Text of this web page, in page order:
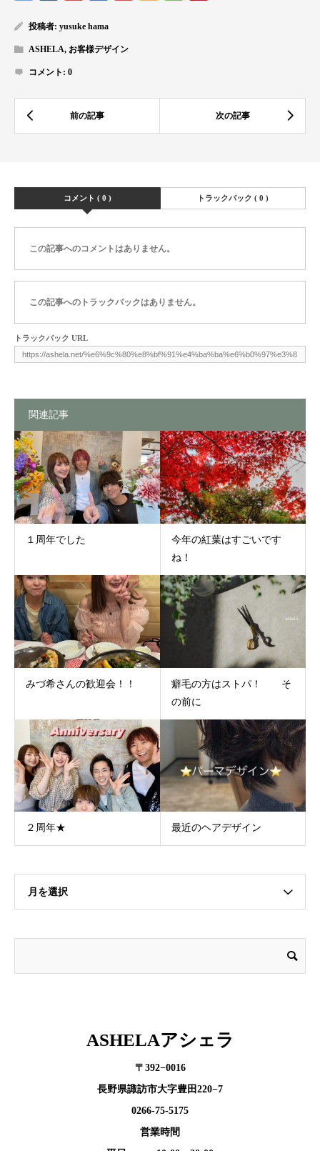
投稿者: yusuke hama
ASHELA, お客様デザイン
コメント: 0
コメント ( 0 ) トラックバック ( 0 )
この記事へのコメントはありません。
この記事へのトラックバックはありません。
トラックバック URL
関連記事
１周年でした
今年の紅葉はすごいです
ね！
みづ希さんの歓迎会！！
癖毛の方はストパ！ そ
の前に
２周年★ 最近のヘアデザイン
月を選択
ASHELAアシェラ
〒392−0016
長野県諏訪市大字豊田220−7
0266-75-5175
営業時間